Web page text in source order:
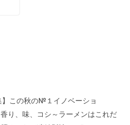
】この秋の№１イノベーショ
、味、コシ～ラーメンはこれだ